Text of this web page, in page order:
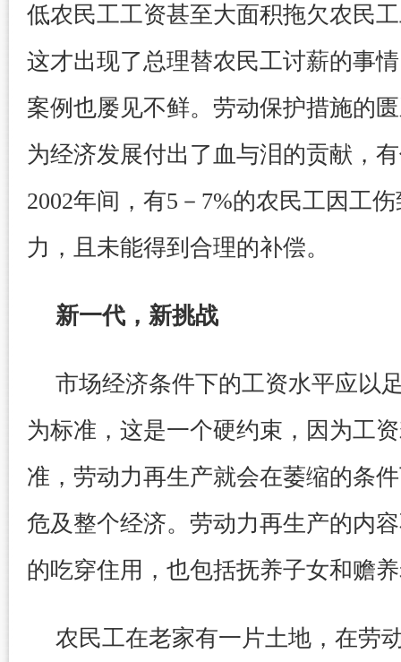
低农民工工资甚至大面积拖欠农民
这才出现了总理替农民工讨薪的事
案例也屡见不鲜。劳动保护措施的
为经济发展付出了血与泪的贡献，
2002年间，有5－7%的农民工因工
力，且未能得到合理的补偿。
新一代，新挑战
市场经济条件下的工资水平应以
为标准，这是一个硬约束，因为工
准，劳动力再生产就会在萎缩的条
危及整个经济。劳动力再生产的内
的吃穿住用，也包括抚养子女和赡
农民工在老家有一片土地，在劳